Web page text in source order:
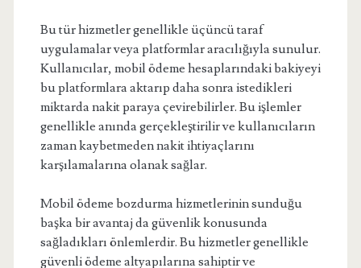
Bu tür hizmetler genellikle üçüncü taraf
uygulamalar veya platformlar aracılığıyla sunulur.
Kullanıcılar, mobil ödeme hesaplarındaki bakiyeyi
bu platformlara aktarıp daha sonra istedikleri
miktarda nakit paraya çevirebilirler. Bu işlemler
genellikle anında gerçekleştirilir ve kullanıcıların
zaman kaybetmeden nakit ihtiyaçlarını
karşılamalarına olanak sağlar.
Mobil ödeme bozdurma hizmetlerinin sunduğu
başka bir avantaj da güvenlik konusunda
sağladıkları önlemlerdir. Bu hizmetler genellikle
güvenli ödeme altyapılarına sahiptir ve